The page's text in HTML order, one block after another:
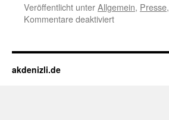
Veröffentlicht unterAllgemein, Presse,
Kommentare deaktiviertfür
Klassik
akdenizli.de